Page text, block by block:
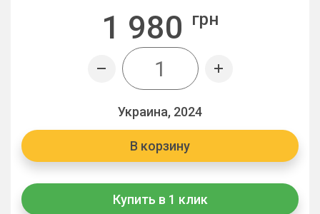
1 980 грн
Украина, 2024
В корзину
Купить в 1 клик